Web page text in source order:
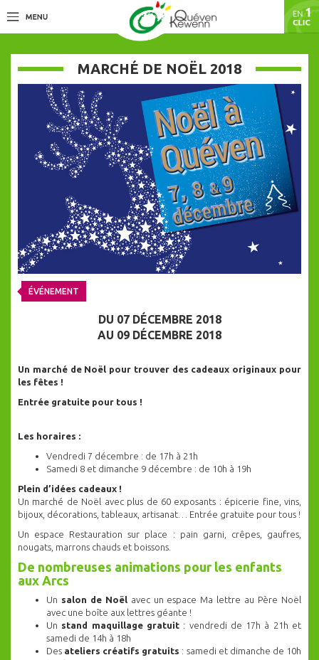
MARCHÉ DE NOËL 2018
ÉVÉNEMENT
DU 07 DÉCEMBRE 2018
AU 09 DÉCEMBRE 2018
Un marché de Noël pour trouver des cadeaux originaux pour
les fêtes !
Entrée gratuite pour tous !
Les horaires :
Vendredi 7 décembre : de 17h à 21h
Samedi 8 et dimanche 9 décembre : de 10h à 19h
Plein d’idées cadeaux !
Un marché de Noël avec plus de 60 exposants : épicerie fine, vins,
bijoux, décorations, tableaux, artisanat… Entrée gratuite pour tous !
Un espace Restauration sur place : pain garni, crêpes, gaufres,
nougats, marrons chauds et boissons.
De nombreuses animations pour les enfants
aux Arcs
Un salon de Noëlavec un espace Ma lettre au Père Noël
avec une boîte aux lettres géante !
Un stand maquillage gratuit: vendredi de 17h à 21h et
samedi de 14h à 18h
Des ateliers créatifs gratuits : samedi et dimanche de 10h